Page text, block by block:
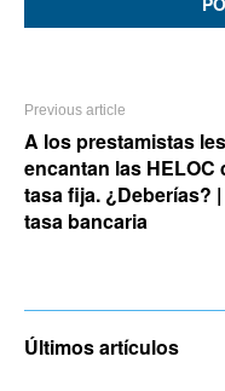
Previous article
A los prestamistas les
encantan las HELOC
tasa fija. ¿Deberías? |
tasa bancaria
Últimos artículos